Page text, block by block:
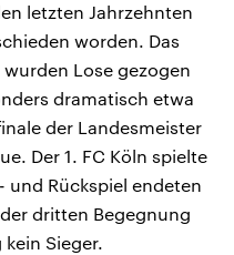
letzten Jahrzehnten
worden. Das
Lose gezogen
dramatisch etwa
der Landesmeister
Der 1. FC Köln spielte
und Rückspiel endeten
dritten Begegnung
Sieger.